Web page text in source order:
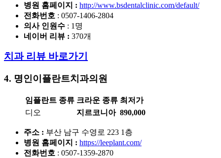
병원 홈페이지 : http://www.bsdentalclinic.com/default/
전화번호 : 0507-1406-2804
의사 인원수 : 1명
네이버 리뷰 : 370개
치과 리뷰 바로가기
4. 명인이플란트치과의원
임플란트 종류 크라운 종류 최저가
디오
지르코니아 890,000
주소 : 부산 남구 수영로 223 1층
병원 홈페이지 : https://leeplant.com/
전화번호 : 0507-1359-2870